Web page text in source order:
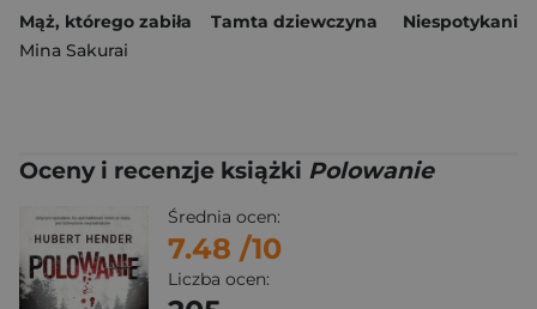
Mąż, którego zabiła
Mina Sakurai
Tamta dziewczyna
Oceny i recenzje książki Polowanie
Średnia ocen:
7.48 /10
Liczba ocen: